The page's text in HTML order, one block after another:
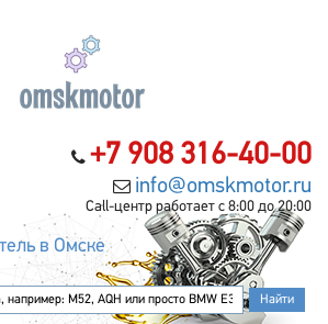
+7 908 316-40-00
info@omskmotor.ru
Call-центр работает с 8:00 до 20:00
в Омске